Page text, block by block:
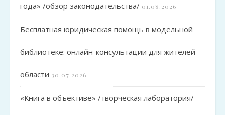
года» /обзор законодательства/ 01.08.2026
Бесплатная юридическая помощь в модельной
библиотеке: онлайн-консультации для жителей
области 30.07.2026
«Книга в объективе» /творческая лаборатория/